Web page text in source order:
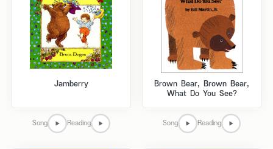
Jamberry
Song Reading
Brown Bear, Brown Bear,
What Do You See?
Song Reading